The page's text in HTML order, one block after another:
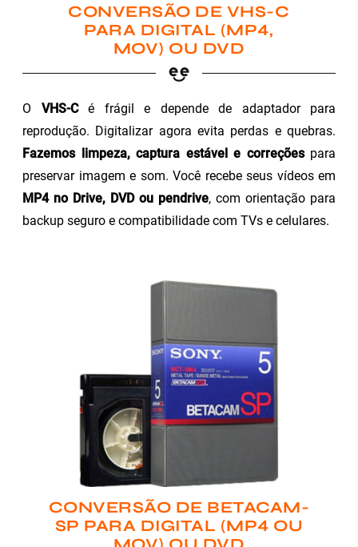
CONVERSÃO DE VHS-C
PARA DIGITAL (MP4,
MOV) OU DVD
O VHS-Cé frágil e depende de adaptador para
reprodução. Digitalizar agora evita perdas e quebras.
Fazemos limpeza, captura estável e correçõespara
preservar imagem e som. Você recebe seus vídeos em
MP4 no Drive, DVD ou pendrive, com orientação para
backup seguro e compatibilidade com TVs e celulares.
CONVERSÃO DE BETACAM-
SP PARA DIGITAL (MP4 OU